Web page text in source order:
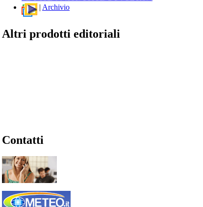
| Archivio
Altri prodotti editoriali
Contatti